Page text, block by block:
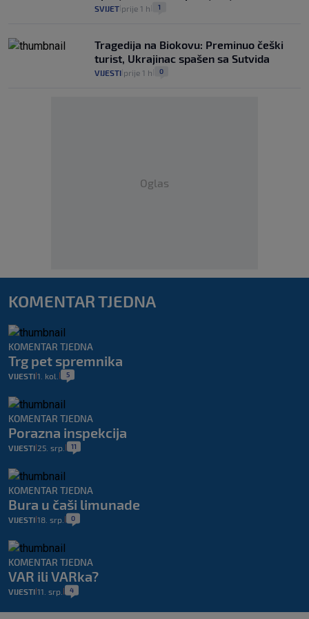
SVIJET prije 1 h 1
Tragedija na Biokovu: Preminuo češki
turist, Ukrajinac spašen sa Sutvida
VIJESTI prije 1 h 0
Oglas
KOMENTAR TJEDNA
KOMENTAR TJEDNA
Trg pet spremnika
VIJESTI 1. kol. 5
KOMENTAR TJEDNA
Porazna inspekcija
VIJESTI 25. srp. 11
KOMENTAR TJEDNA
Bura u čaši limunade
VIJESTI 18. srp. 0
KOMENTAR TJEDNA
VAR ili VARka?
VIJESTI 11. srp. 4